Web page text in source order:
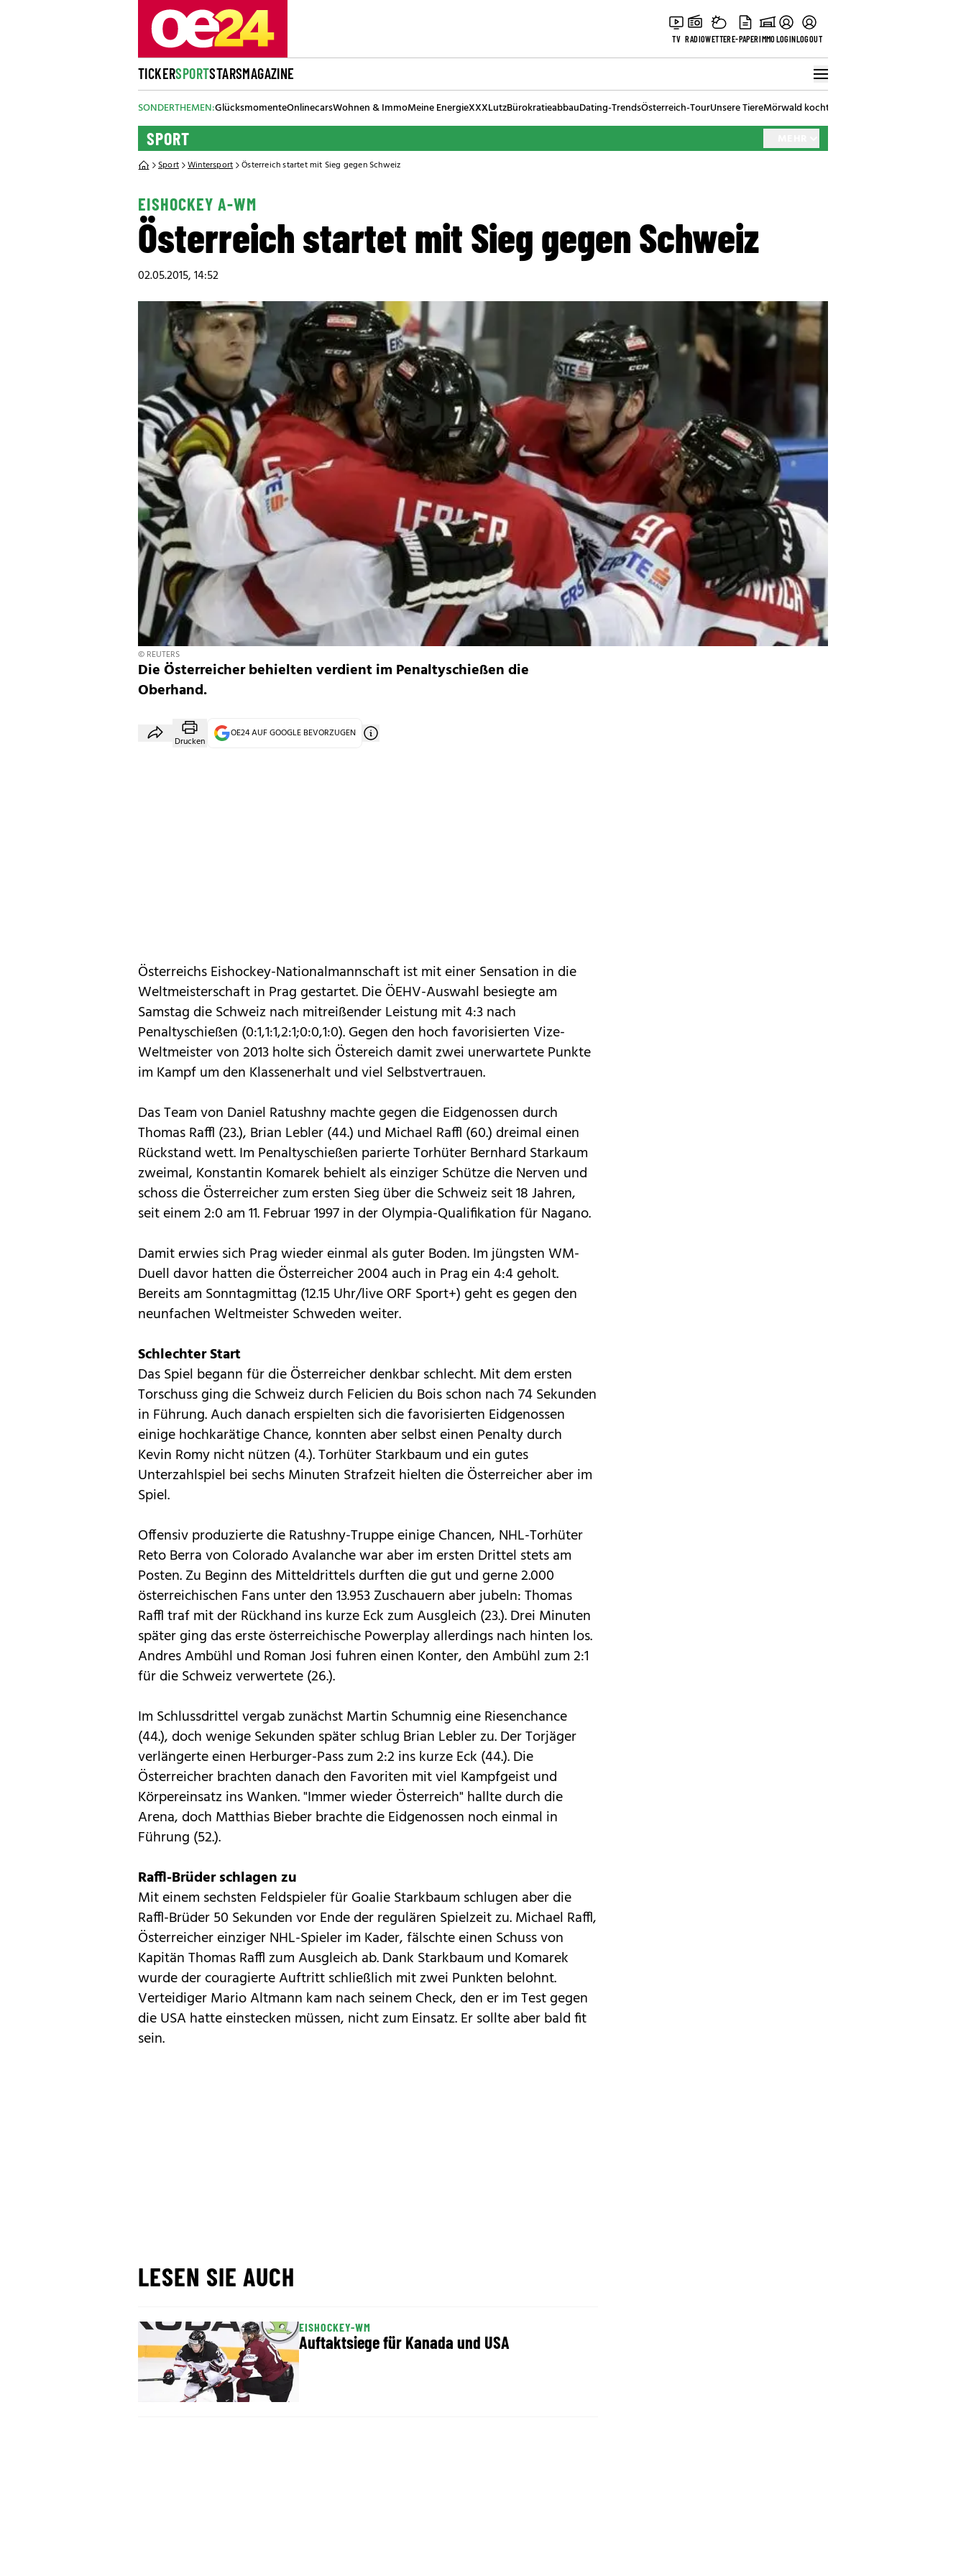
TV RADIOWETTERE-PAPERIMMOLOGINLOGOUT
TICKERSPORTSTARSMAGAZINE
SONDERTHEMEN:GlücksmomenteOnlinecarsWohnen & ImmoMeine EnergieXXXLutzBürokratieabbauDating-TrendsÖsterreich-TourUnsere TiereMörwald kocht
SPORT
Sport Wintersport Österreich startet mit Sieg gegen Schweiz
EISHOCKEY A-WM
Österreich startet mit Sieg gegen Schweiz
02.05.2015, 14:52
© REUTERS
Die Österreicher behielten verdient im Penaltyschießen die
Oberhand.
Drucken
OE24 AUF GOOGLE BEVORZUGEN
Österreichs Eishockey-Nationalmannschaft ist mit einer Sensation in die
Weltmeisterschaft in Prag gestartet. Die ÖEHV-Auswahl besiegte am
Samstag die Schweiz nach mitreißender Leistung mit 4:3 nach
Penaltyschießen (0:1,1:1,2:1;0:0,1:0). Gegen den hoch favorisierten Vize-
Weltmeister von 2013 holte sich Östereich damit zwei unerwartete Punkte
im Kampf um den Klassenerhalt und viel Selbstvertrauen.
Das Team von Daniel Ratushny machte gegen die Eidgenossen durch
Thomas Raffl (23.), Brian Lebler (44.) und Michael Raffl (60.) dreimal einen
Rückstand wett. Im Penaltyschießen parierte Torhüter Bernhard Starkaum
zweimal, Konstantin Komarek behielt als einziger Schütze die Nerven und
schoss die Österreicher zum ersten Sieg über die Schweiz seit 18 Jahren,
seit einem 2:0 am 11. Februar 1997 in der Olympia-Qualifikation für Nagano.
Damit erwies sich Prag wieder einmal als guter Boden. Im jüngsten WM-
Duell davor hatten die Österreicher 2004 auch in Prag ein 4:4 geholt.
Bereits am Sonntagmittag (12.15 Uhr/live ORF Sport+) geht es gegen den
neunfachen Weltmeister Schweden weiter.
Schlechter Start
Das Spiel begann für die Österreicher denkbar schlecht. Mit dem ersten
Torschuss ging die Schweiz durch Felicien du Bois schon nach 74 Sekunden
in Führung. Auch danach erspielten sich die favorisierten Eidgenossen
einige hochkarätige Chance, konnten aber selbst einen Penalty durch
Kevin Romy nicht nützen (4.). Torhüter Starkbaum und ein gutes
Unterzahlspiel bei sechs Minuten Strafzeit hielten die Österreicher aber im
Spiel.
Offensiv produzierte die Ratushny-Truppe einige Chancen, NHL-Torhüter
Reto Berra von Colorado Avalanche war aber im ersten Drittel stets am
Posten. Zu Beginn des Mitteldrittels durften die gut und gerne 2.000
österreichischen Fans unter den 13.953 Zuschauern aber jubeln: Thomas
Raffl traf mit der Rückhand ins kurze Eck zum Ausgleich (23.). Drei Minuten
später ging das erste österreichische Powerplay allerdings nach hinten los.
Andres Ambühl und Roman Josi fuhren einen Konter, den Ambühl zum 2:1
für die Schweiz verwertete (26.).
Im Schlussdrittel vergab zunächst Martin Schumnig eine Riesenchance
(44.), doch wenige Sekunden später schlug Brian Lebler zu. Der Torjäger
verlängerte einen Herburger-Pass zum 2:2 ins kurze Eck (44.). Die
Österreicher brachten danach den Favoriten mit viel Kampfgeist und
Körpereinsatz ins Wanken. "Immer wieder Österreich" hallte durch die
Arena, doch Matthias Bieber brachte die Eidgenossen noch einmal in
Führung (52.).
Raffl-Brüder schlagen zu
Mit einem sechsten Feldspieler für Goalie Starkbaum schlugen aber die
Raffl-Brüder 50 Sekunden vor Ende der regulären Spielzeit zu. Michael Raffl,
Österreicher einziger NHL-Spieler im Kader, fälschte einen Schuss von
Kapitän Thomas Raffl zum Ausgleich ab. Dank Starkbaum und Komarek
wurde der couragierte Auftritt schließlich mit zwei Punkten belohnt.
Verteidiger Mario Altmann kam nach seinem Check, den er im Test gegen
die USA hatte einstecken müssen, nicht zum Einsatz. Er sollte aber bald fit
sein.
LESEN SIE AUCH
EISHOCKEY-WM
Auftaktsiege für Kanada und USA